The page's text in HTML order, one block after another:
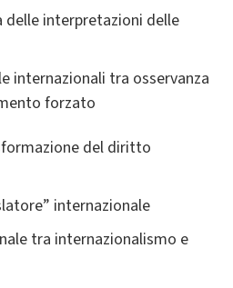
interpretazioni delle
internazionali tra osservanza
forzato
del diritto
internazionale
tra internazionalismo e